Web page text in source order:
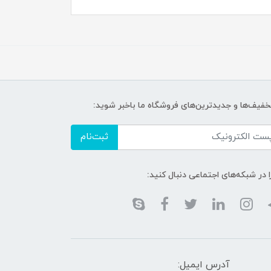
و جدیدترین‌های فروشگاه ما باخبر شوید:
ثبت‌نام
در شبکه‌های اجتماعی دنبال کنید:
آدرس ایمیل: